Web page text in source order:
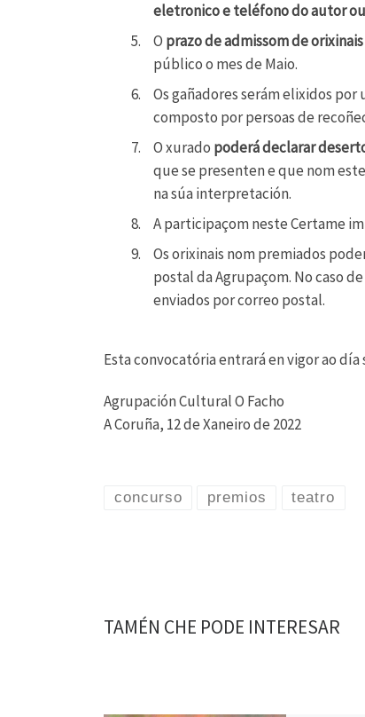
eletronico e teléfono do autor
O prazo de admissom de
público o mes de Maio.
Os gañadores serám elixidos por
composto por persoas de
O xurado poderá declarar
que se presenten e que nom
na súa interpretación.
A participaçom neste Certame
Os orixinais nom premiados
postal da Agrupaçom. No caso
enviados por correo postal.
Esta convocatória entrará en vigor ao
Agrupación Cultural O Facho
A Coruña, 12 de Xaneiro de 2022
concurso premios teatro
TAMÉN CHE PODE INTERESAR